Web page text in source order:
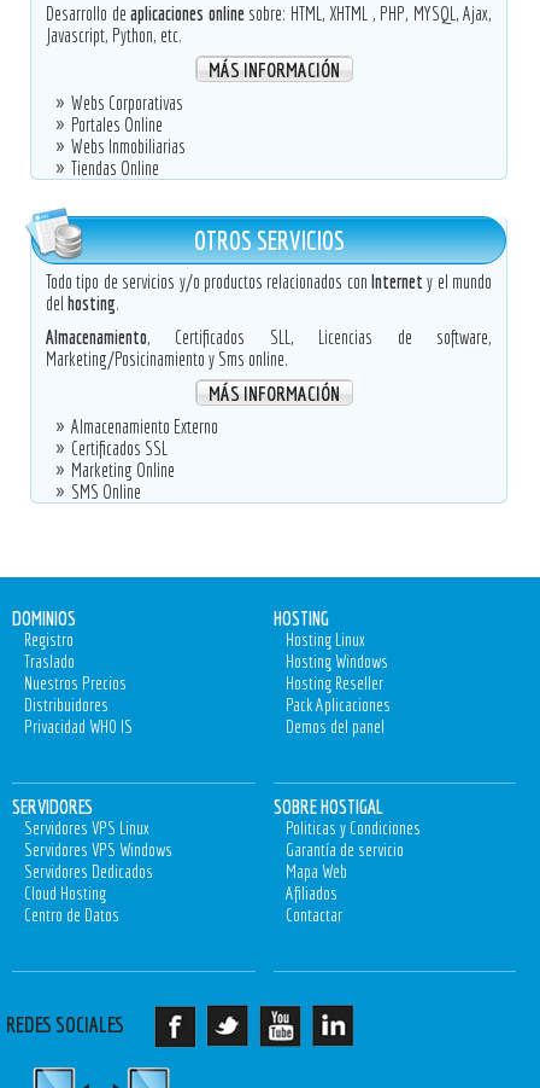
Desarrollo deaplicaciones online sobre: HTML, XHTML , PHP, MYSQL, Ajax,
Javascript, Python, etc.
MÁS INFORMACIÓN
Webs Corporativas
Portales Online
Webs Inmobiliarias
Tiendas Online
OTROS SERVICIOS
Todo tipo de servicios y/o productos relacionados conInternet y el mundo
del hosting.
Almacenamiento, Certificados SLL, Licencias de software,
Marketing/Posicinamiento y Sms online.
MÁS INFORMACIÓN
Almacenamiento Externo
Certificados SSL
Marketing Online
SMS Online
DOMINIOS
Registro
Traslado
Nuestros Precios
Distribuidores
Privacidad WHO IS
HOSTING
Hosting Linux
Hosting Windows
Hosting Reseller
Pack Aplicaciones
Demos del panel
SERVIDORES
Servidores VPS Linux
Servidores VPS Windows
Servidores Dedicados
Cloud Hosting
Centro de Datos
SOBRE HOSTIGAL
Politicas y Condiciones
Garantía de servicio
Mapa Web
Afiliados
Contactar
REDES SOCIALES